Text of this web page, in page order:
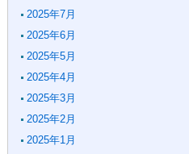
2025年7月
2025年6月
2025年5月
2025年4月
2025年3月
2025年2月
2025年1月